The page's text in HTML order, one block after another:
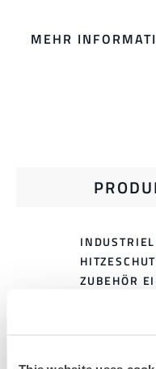
MEHR
ZUBEHÖR